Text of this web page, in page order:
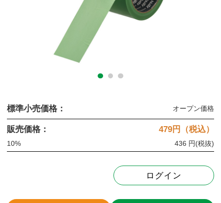
標準小売価格： オープン価格
販売価格： 479円（税込）
10% 436 円(税抜)
ログイン